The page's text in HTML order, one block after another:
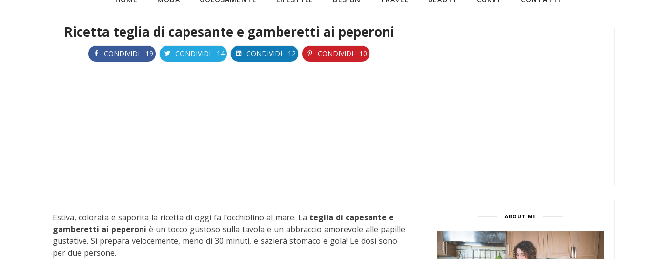
Ricetta teglia di capesante e gamberetti ai peperoni
CONDIVIDI 19 CONDIVIDI 14 CONDIVIDI 12 CONDIVIDI 10
Estiva, colorata e saporita la ricetta di oggi fa l’occhiolino al mare. La teglia di capesante e
gamberetti ai peperoni è un tocco gustoso sulla tavola e un abbraccio amorevole alle papille
gustative. Si prepara velocemente, meno di 30 minuti, e sazierà stomaco e gola! Le dosi sono
per due persone.
ABOUT ME